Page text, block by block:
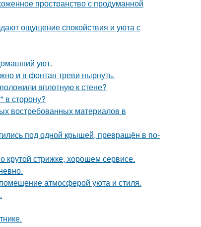
пространство с продуманной
ощущение спокойствия и уюта с
уют.
и в фонтан треви нырнуть.
вплотную к стене?
в сторону?
востребованных материалов в
под одной крышей, превращён в по-
стрижке, хорошем сервисе.
атмосферой уюта и стиля.